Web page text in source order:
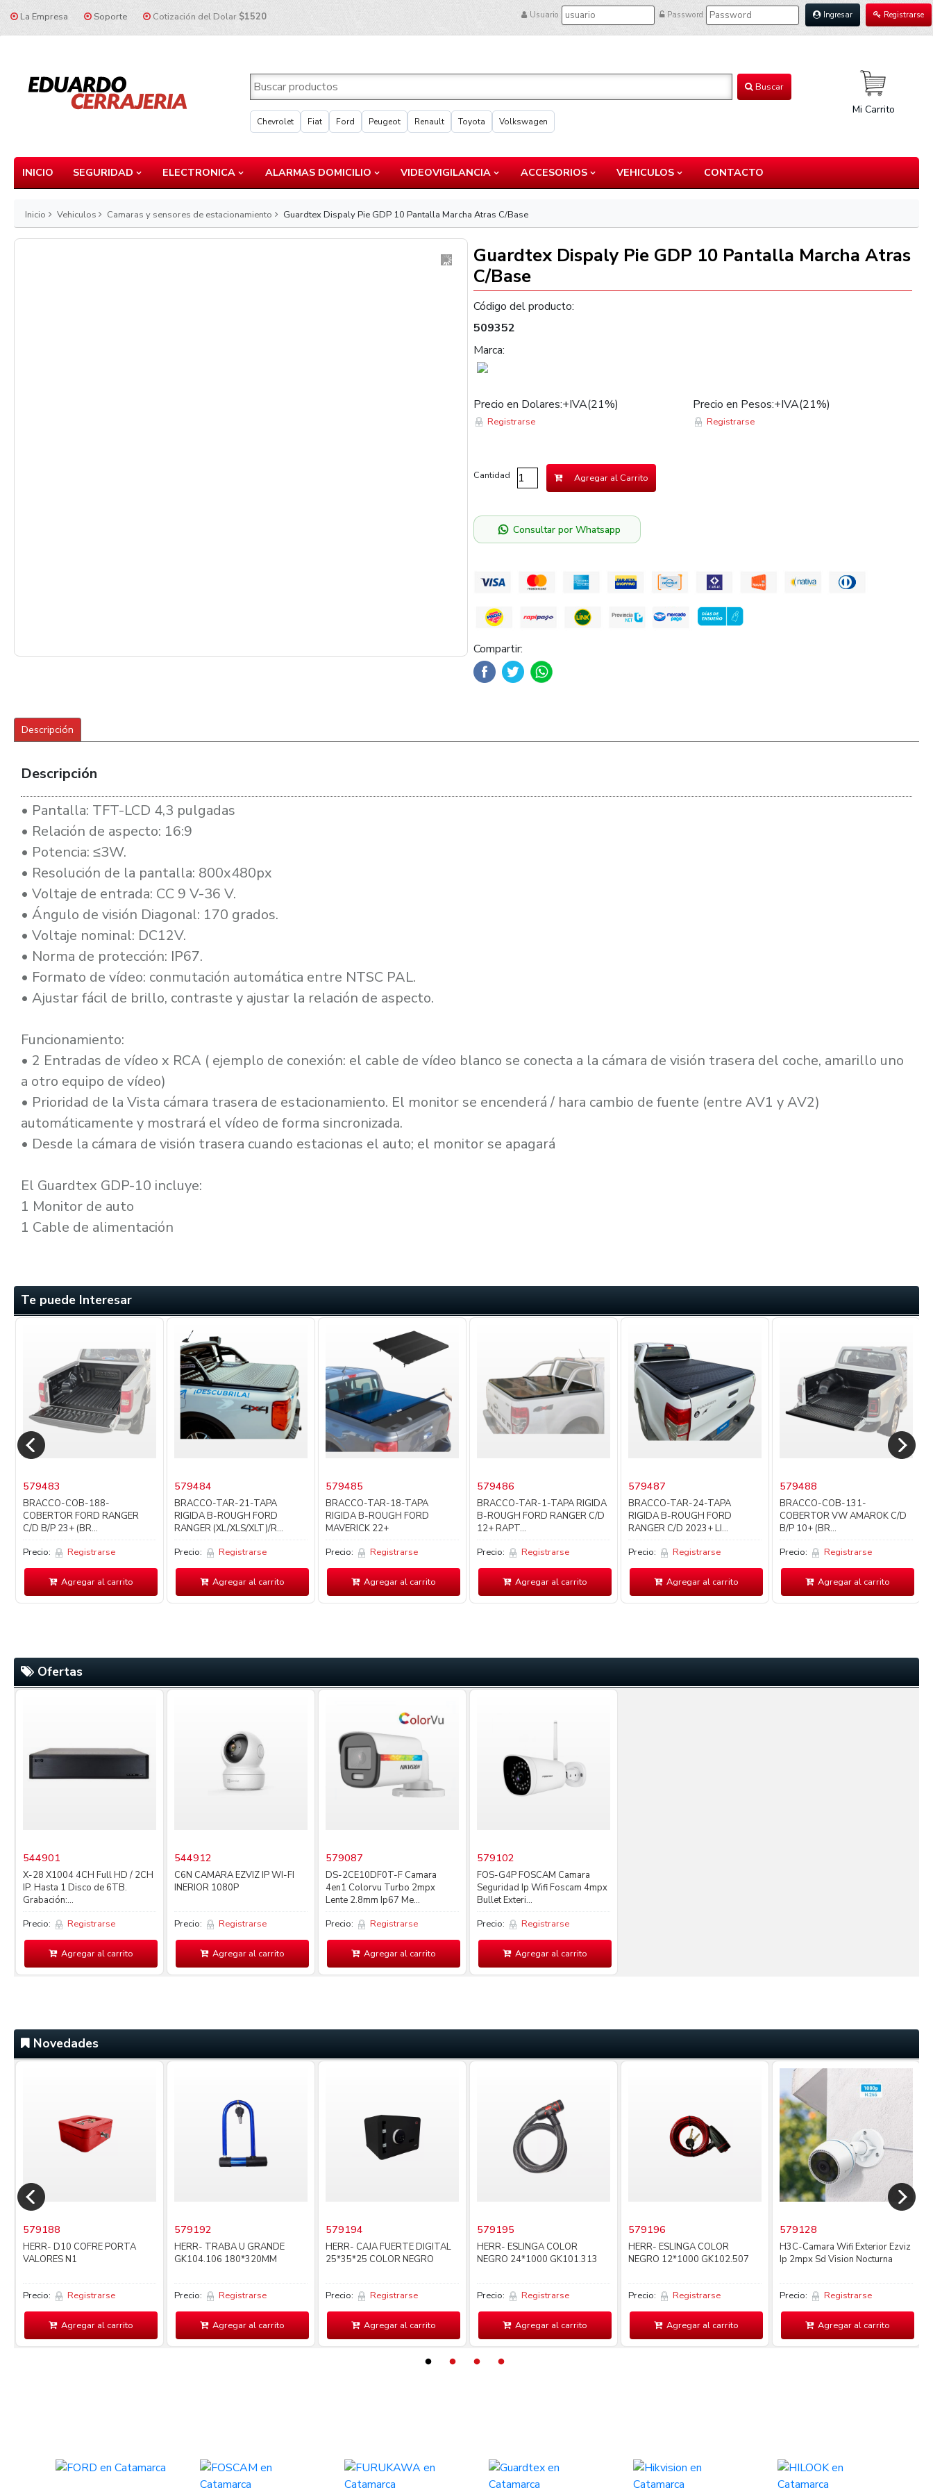
La Empresa Soporte Cotización del Dolar $1520 Usuario Password Ingresar Registrarse
Buscar
Chevrolet Fiat Ford Peugeot Renault Toyota Volkswagen
Mi Carrito
INICIO SEGURIDAD ELECTRONICA ALARMAS DOMICILIO VIDEOVIGILANCIA ACCESORIOS VEHICULOS CONTACTO
Inicio Vehiculos Camaras y sensores de estacionamiento Guardtex Dispaly Pie GDP 10 Pantalla Marcha Atras C/Base
Guardtex Dispaly Pie GDP 10 Pantalla Marcha Atras
C/Base
Código del producto:
509352
Marca:
Precio en Dolares:+IVA(21%)
Registrarse
Precio en Pesos:+IVA(21%)
Registrarse
Cantidad Agregar al Carrito
Consultar por Whatsapp
Compartir:
Descripción
Descripción
• Pantalla: TFT-LCD 4,3 pulgadas
• Relación de aspecto: 16:9
• Potencia: ≤3W.
• Resolución de la pantalla: 800x480px
• Voltaje de entrada: CC 9 V-36 V.
• Ángulo de visión Diagonal: 170 grados.
• Voltaje nominal: DC12V.
• Norma de protección: IP67.
• Formato de vídeo: conmutación automática entre NTSC PAL.
• Ajustar fácil de brillo, contraste y ajustar la relación de aspecto.
Funcionamiento:
• 2 Entradas de vídeo x RCA ( ejemplo de conexión: el cable de vídeo blanco se conecta a la cámara de visión trasera del coche, amarillo uno
a otro equipo de vídeo)
• Prioridad de la Vista cámara trasera de estacionamiento. El monitor se encenderá / hara cambio de fuente (entre AV1 y AV2)
automáticamente y mostrará el vídeo de forma sincronizada.
• Desde la cámara de visión trasera cuando estacionas el auto; el monitor se apagará
El Guardtex GDP-10 incluye:
1 Monitor de auto
1 Cable de alimentación
Te puede Interesar
579483
BRACCO-COB-188-
COBERTOR FORD RANGER
C/D B/P 23+ (BR...
Precio:
Registrarse
Agregar al carrito
579484
BRACCO-TAR-21-TAPA
RIGIDA B-ROUGH FORD
RANGER (XL/XLS/XLT)/R...
Precio:
Registrarse
Agregar al carrito
579485
BRACCO-TAR-18-TAPA
RIGIDA B-ROUGH FORD
MAVERICK 22+
Precio:
Registrarse
Agregar al carrito
579486
BRACCO-TAR-1-TAPA RIGIDA
B-ROUGH FORD RANGER C/D
12+ RAPT...
Precio:
Registrarse
Agregar al carrito
579487
BRACCO-TAR-24-TAPA
RIGIDA B-ROUGH FORD
RANGER C/D 2023+ LI...
Precio:
Registrarse
Agregar al carrito
579488
BRACCO-COB-131-
COBERTOR VW AMAROK C/D
B/P 10+ (BR...
Precio:
Registrarse
Agregar al carrito
Ofertas
544901
X-28 X1004 4CH Full HD / 2CH
IP. Hasta 1 Disco de 6TB.
Grabación:...
Precio:
Registrarse
Agregar al carrito
544912
C6N CAMARA EZVIZ IP WI-FI
INERIOR 1080P
Precio: Registrarse
Agregar al carrito
579087
DS-2CE10DF0T-F Camara
4en1 Colorvu Turbo 2mpx
Lente 2.8mm Ip67 Me...
Precio:
Registrarse
Agregar al carrito
579102
FOS-G4P FOSCAM Camara
Seguridad Ip Wifi Foscam 4mpx
Bullet Exteri...
Precio:
Registrarse
Agregar al carrito
Novedades
579188
HERR- D10 COFRE PORTA
VALORES N1
Precio: Registrarse
Agregar al carrito
579192
HERR- TRABA U GRANDE
GK104.106 180*320MM
Precio: Registrarse
Agregar al carrito
579194
HERR- CAJA FUERTE DIGITAL
25*35*25 COLOR NEGRO
Precio: Registrarse
Agregar al carrito
579195
HERR- ESLINGA COLOR
NEGRO 24*1000 GK101.313
Precio: Registrarse
Agregar al carrito
579196
HERR- ESLINGA COLOR
NEGRO 12*1000 GK102.507
Precio: Registrarse
Agregar al carrito
579128
H3C-Camara Wifi Exterior Ezviz
Ip 2mpx Sd Vision Nocturna
Precio: Registrarse
Agregar al carrito